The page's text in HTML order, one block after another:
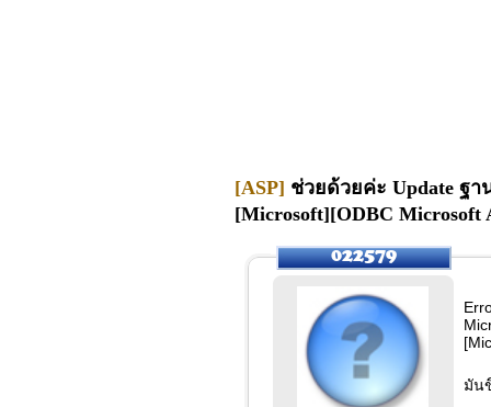
[ASP] ช่วยด้วยค่ะ Update ฐา
[Microsoft][ODBC Microsoft
มัน